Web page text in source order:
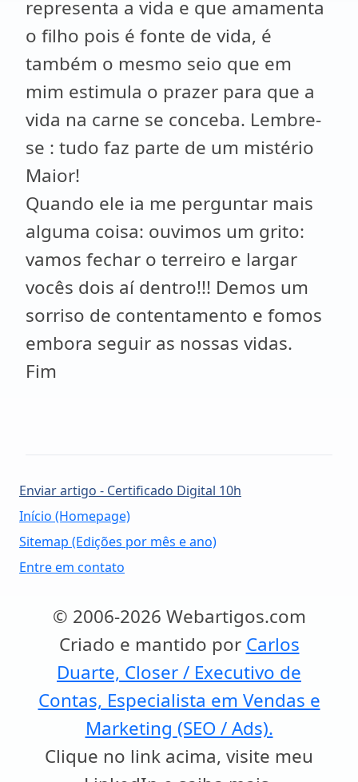
representa a vida e que amamenta
o filho pois é fonte de vida, é
também o mesmo seio que em
mim estimula o prazer para que a
vida na carne se conceba. Lembre-
se : tudo faz parte de um mistério
Maior!
Quando ele ia me perguntar mais
alguma coisa: ouvimos um grito:
vamos fechar o terreiro e largar
vocês dois aí dentro!!! Demos um
sorriso de contentamento e fomos
embora seguir as nossas vidas.
Fim
Enviar artigo - Certificado Digital 10h
Início (Homepage)
Sitemap (Edições por mês e ano)
Entre em contato
© 2006-2026 Webartigos.com
Criado e mantido por Carlos
Duarte, Closer / Executivo de
Contas, Especialista em Vendas e
Marketing (SEO / Ads).
Clique no link acima, visite meu